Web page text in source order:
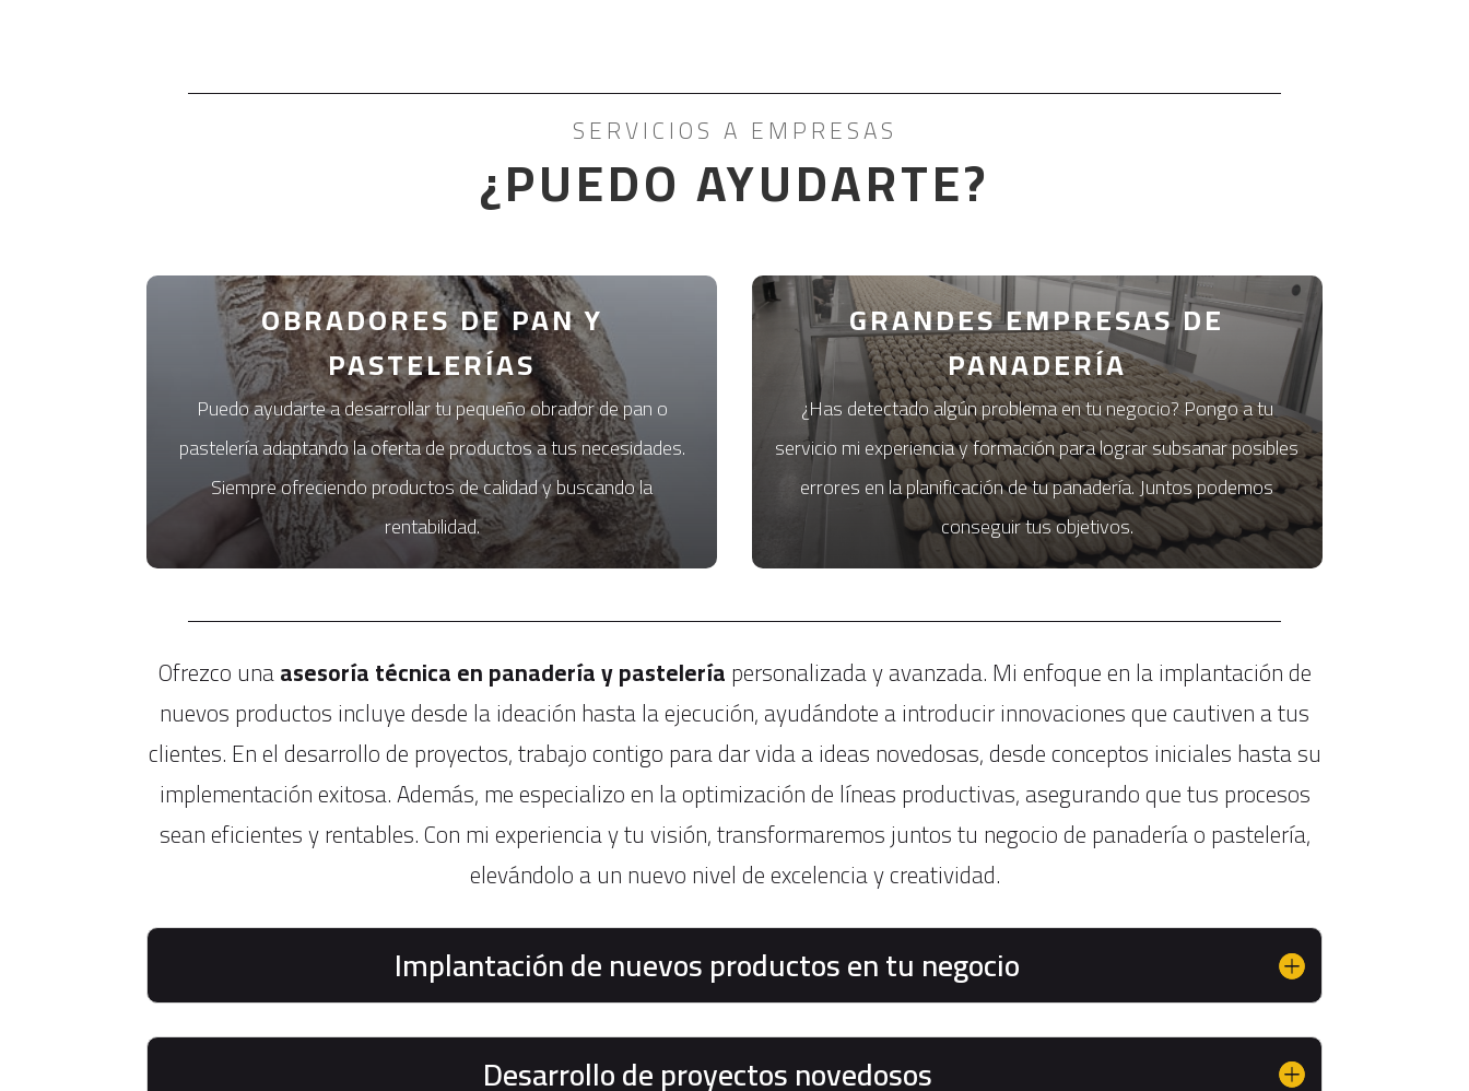
SERVICIOS A EMPRESAS
¿PUEDO AYUDARTE?
OBRADORES DE PAN Y
PASTELERÍAS
Puedo ayudarte a desarrollar tu pequeño obrador de pan o
pastelería adaptando la oferta de productos a tus necesidades.
Siempre ofreciendo productos de calidad y buscando la
rentabilidad.
GRANDES EMPRESAS DE
PANADERÍA
¿Has detectado algún problema en tu negocio? Pongo a tu
servicio mi experiencia y formación para lograr subsanar posibles
errores en la planificación de tu panadería. Juntos podemos
conseguir tus objetivos.
Ofrezco unaasesoría técnica en panadería y pasteleríapersonalizada y avanzada. Mi enfoque en la implantación de
nuevos productos incluye desde la ideación hasta la ejecución, ayudándote a introducir innovaciones que cautiven a tus
clientes. En el desarrollo de proyectos, trabajo contigo para dar vida a ideas novedosas, desde conceptos iniciales hasta su
implementación exitosa. Además, me especializo en la optimización de líneas productivas, asegurando que tus procesos
sean eficientes y rentables. Con mi experiencia y tu visión, transformaremos juntos tu negocio de panadería o pastelería,
elevándolo a un nuevo nivel de excelencia y creatividad.
Implantación de nuevos productos en tu negocio
Desarrollo de proyectos novedosos